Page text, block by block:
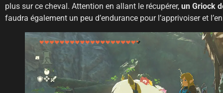
plus sur ce cheval. Attention en allant le récupérer, un Griock
faudra également un peu d’endurance pour l’apprivoiser et